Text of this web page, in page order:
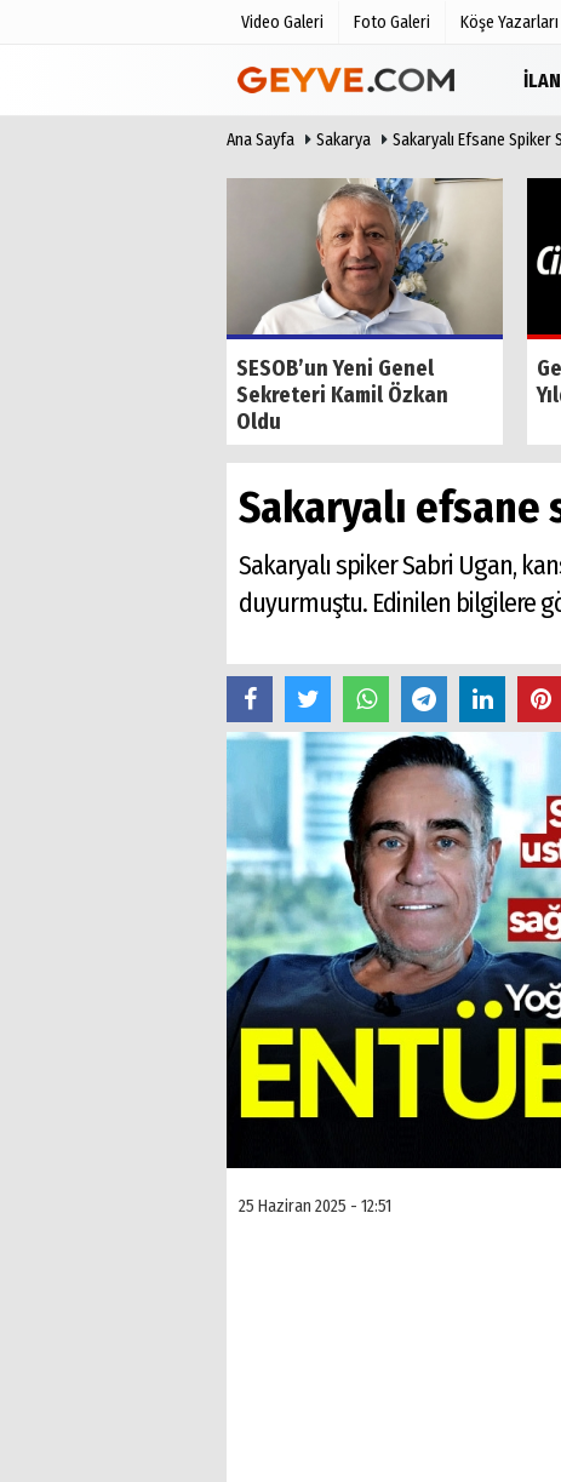
Video Galeri Foto Galeri Köşe Yazarları
Anketler
Biyografiler
Ana Sayfa Sakarya Sakaryalı Efsane Spiker
SESOB’un Yeni Genel
Sekreteri Kamil Özkan
Oldu
Sakaryalı
Sakaryalı spiker Sabri Ugan,
duyurmuştu. Edinilen bilgilere
25 Haziran 2025 - 12:51